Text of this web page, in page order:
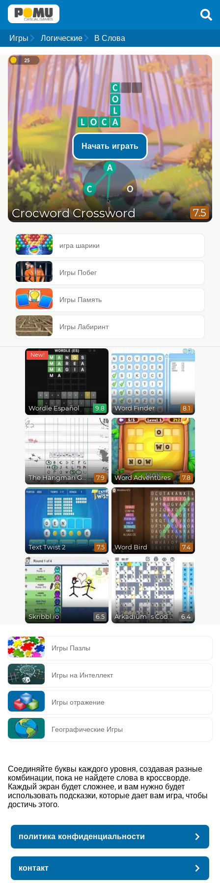
Игры Логические В Слова
Начать играть
Crocword Crossword 7.5
игра шарики
Игры Побег
Игры Память
Игры Лабиринт
Wordle Español 9.8 Word Finder 8.1
The Hangman Game Scrawl 7.9 Word Adventures 7.8
Text Twist 2 7.5 Word Bird 7.4
Skribbl.io 6.5 Arkadium´s Codeword 6.4
Игры Пазлы
Игры на Интеллект
Игры отражение
Географические Игры
Соединяйте буквы каждого уровня, создавая разные
комбинации, пока не найдете слова в кроссворде.
Каждый экран будет сложнее, и вам нужно будет
использовать подсказки, которые дает вам игра, чтобы
достичь этого.
политика конфиденциальности
контакт